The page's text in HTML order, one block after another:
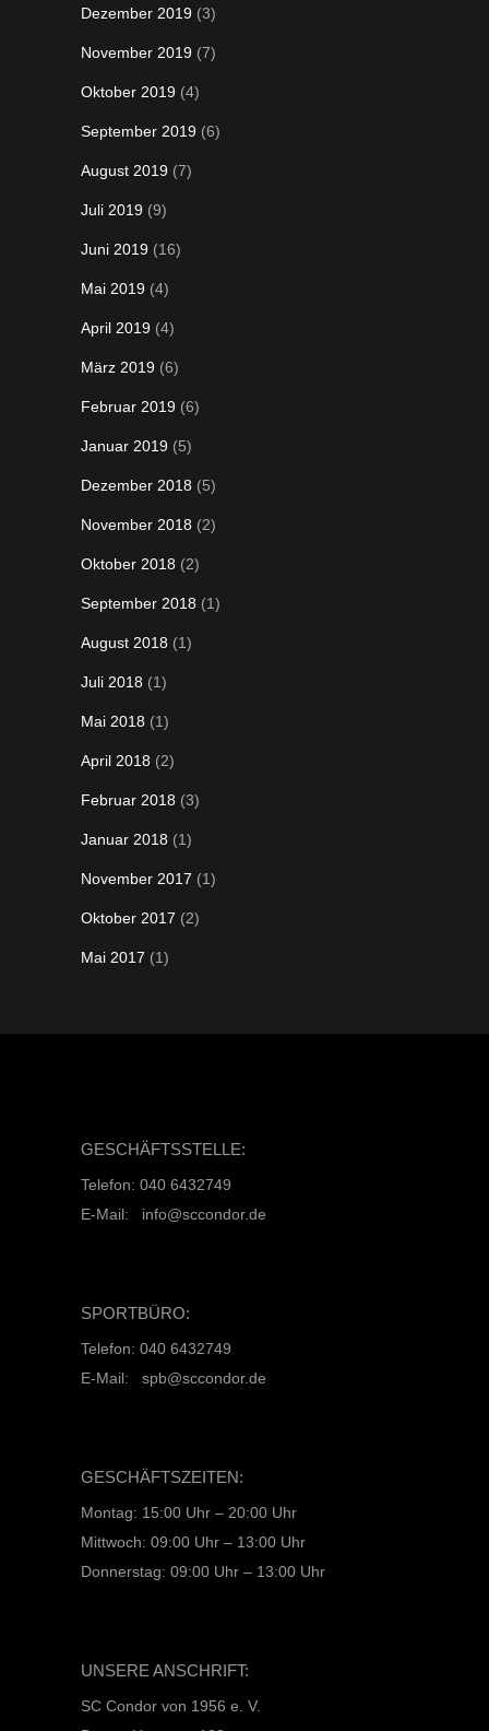
Dezember 2019 (3)
November 2019 (7)
Oktober 2019 (4)
September 2019 (6)
August 2019 (7)
Juli 2019 (9)
Juni 2019 (16)
Mai 2019 (4)
April 2019 (4)
März 2019 (6)
Februar 2019 (6)
Januar 2019 (5)
Dezember 2018 (5)
November 2018 (2)
Oktober 2018 (2)
September 2018 (1)
August 2018 (1)
Juli 2018 (1)
Mai 2018 (1)
April 2018 (2)
Februar 2018 (3)
Januar 2018 (1)
November 2017 (1)
Oktober 2017 (2)
Mai 2017 (1)
GESCHÄFTSSTELLE:
Telefon: 040 6432749
E-Mail: info@sccondor.de
SPORTBÜRO:
Telefon: 040 6432749
E-Mail: spb@sccondor.de
GESCHÄFTSZEITEN:
Montag: 15:00 Uhr – 20:00 Uhr
Mittwoch: 09:00 Uhr – 13:00 Uhr
Donnerstag: 09:00 Uhr – 13:00 Uhr
UNSERE ANSCHRIFT:
SC Condor von 1956 e. V.